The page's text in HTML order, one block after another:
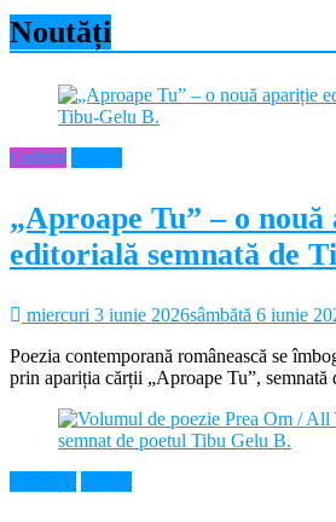
Noutăți
Cultura
„Aproape Tu” – o
editorială semnată de
miercuri 3 iunie 2026sâmbătă 6 iunie
Poezia contemporană românească se
prin apariția cărții „Aproape Tu”,